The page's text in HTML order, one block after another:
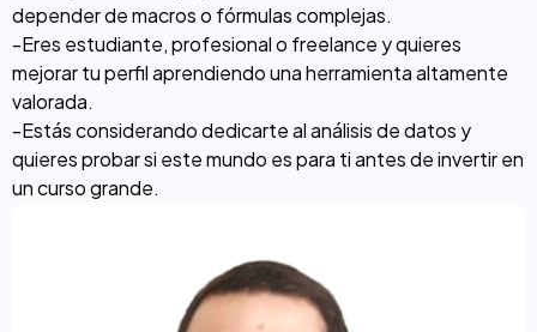
depender de macros o fórmulas complejas.
-Eres estudiante, profesional o freelance y quieres
mejorar tu perfil aprendiendo una herramienta altamente
valorada.
-Estás considerando dedicarte al análisis de datos y
quieres probar si este mundo es para ti antes de invertir en
un curso grande.